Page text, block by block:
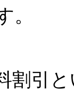
。
割引